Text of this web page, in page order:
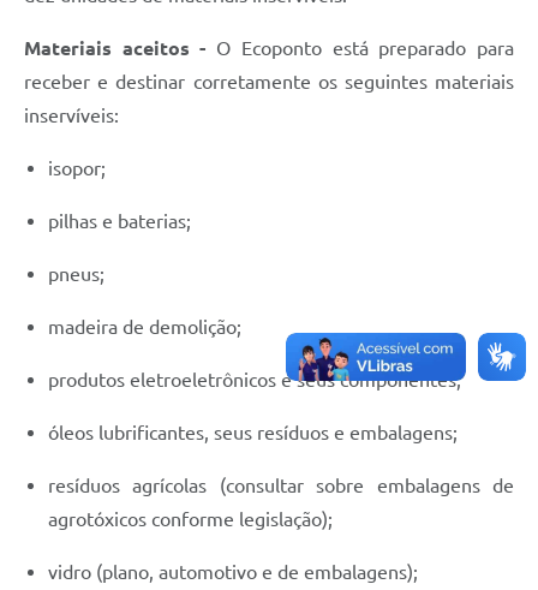
Materiais aceitos - O Ecoponto está preparado para
receber e destinar corretamente os seguintes materiais
inservíveis:
isopor;
pilhas e baterias;
pneus;
madeira de demolição;
produtos eletroeletrônicos e seus componentes;
óleos lubrificantes, seus resíduos e embalagens;
resíduos agrícolas (consultar sobre embalagens de
agrotóxicos conforme legislação);
vidro (plano, automotivo e de embalagens);